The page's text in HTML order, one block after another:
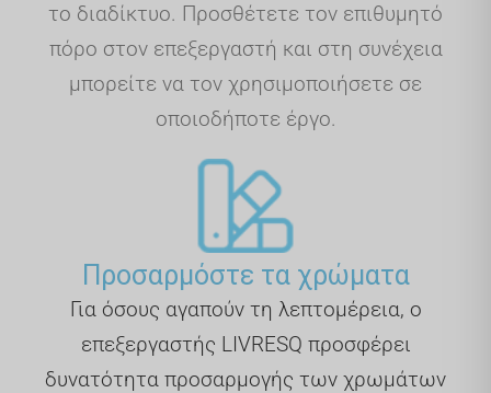
το διαδίκτυο. Προσθέτετε τον επιθυμητό
πόρο στον επεξεργαστή και στη συνέχεια
μπορείτε να τον χρησιμοποιήσετε σε
οποιοδήποτε έργο.
Προσαρμόστε τα χρώματα
Για όσους αγαπούν τη λεπτομέρεια, ο
επεξεργαστής LIVRESQ προσφέρει
δυνατότητα προσαρμογής των χρωμάτων